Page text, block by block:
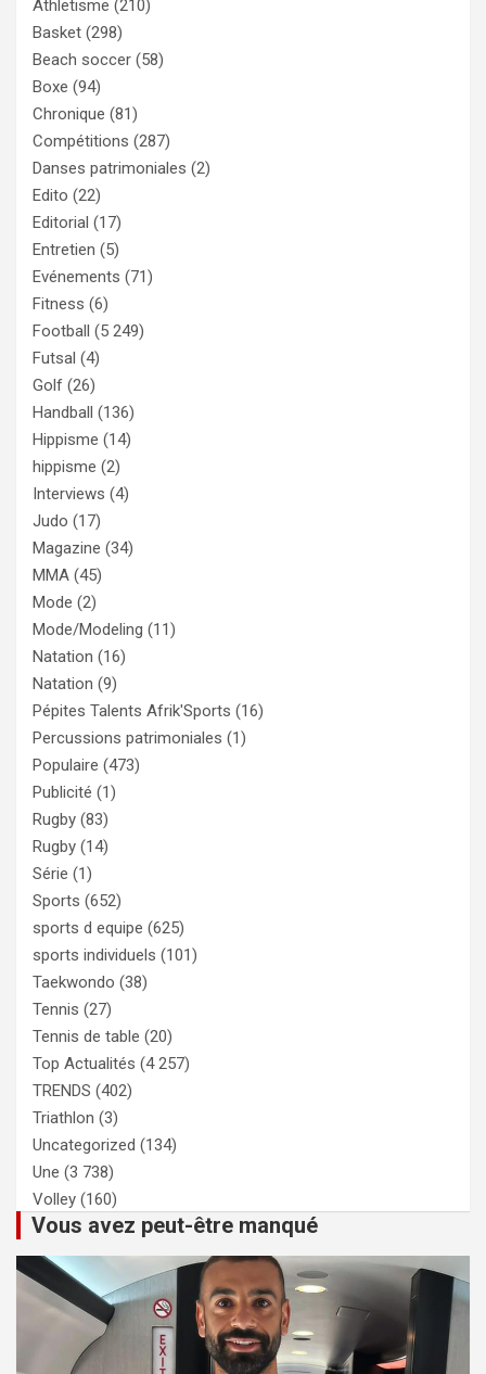
Athletisme (210)
Basket (298)
Beach soccer (58)
Boxe (94)
Chronique (81)
Compétitions (287)
Danses patrimoniales (2)
Edito (22)
Editorial (17)
Entretien (5)
Evénements (71)
Fitness (6)
Football (5 249)
Futsal (4)
Golf (26)
Handball (136)
Hippisme (14)
hippisme (2)
Interviews (4)
Judo (17)
Magazine (34)
MMA (45)
Mode (2)
Mode/Modeling (11)
Natation (16)
Natation (9)
Pépites Talents Afrik'Sports (16)
Percussions patrimoniales (1)
Populaire (473)
Publicité (1)
Rugby (83)
Rugby (14)
Série (1)
Sports (652)
sports d equipe (625)
sports individuels (101)
Taekwondo (38)
Tennis (27)
Tennis de table (20)
Top Actualités (4 257)
TRENDS (402)
Triathlon (3)
Uncategorized (134)
Une (3 738)
Volley (160)
Vous avez peut-être manqué